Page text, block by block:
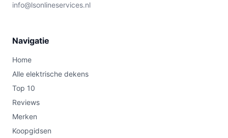
info@lsonlineservices.nl
Navigatie
Home
Alle elektrische dekens
Top 10
Reviews
Merken
Koopgidsen